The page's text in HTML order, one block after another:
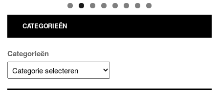
CATEGORIEËN
Categorieën